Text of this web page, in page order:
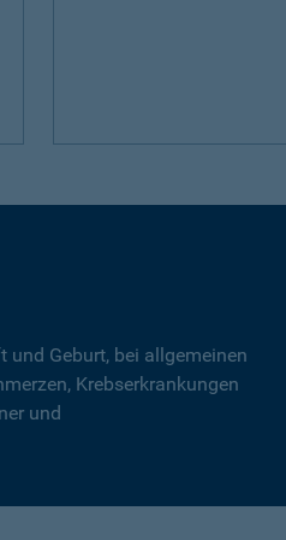
und Geburt, bei allgemeinen
Krebserkrankungen
und